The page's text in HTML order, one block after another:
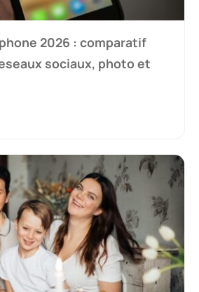
2026 : comparatif
sociaux, photo et